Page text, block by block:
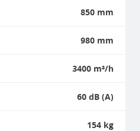
850 mm
980 mm
3400 m²/h
60 dB (A)
154 kg